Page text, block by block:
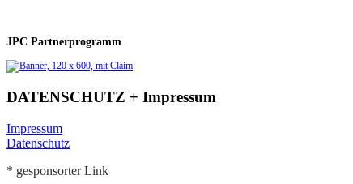
JPC Partnerprogramm
DATENSCHUTZ + Impressum
Impressum
Datenschutz
* gesponsorter Link